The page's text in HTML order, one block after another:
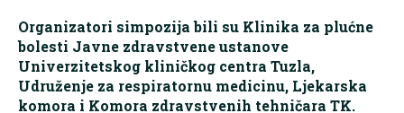
Organizatori simpozija bili su Klinika za plućne
bolesti Javne zdravstvene ustanove
Univerzitetskog kliničkog centra Tuzla,
Udruženje za respiratornu medicinu, Ljekarska
komora i Komora zdravstvenih tehničara TK.